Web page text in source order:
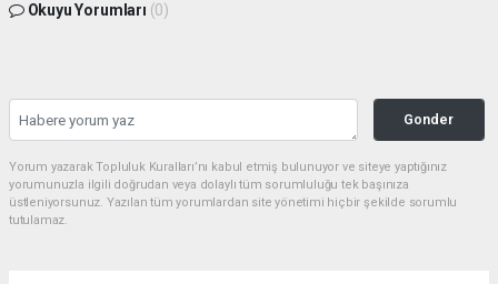
Okuyu Yorumları (0)
Gonder
Yorum yazarak Topluluk Kuralları’nı kabul etmiş bulunuyor ve siteye yaptığınız
yorumunuzla ilgili doğrudan veya dolaylı tüm sorumluluğu tek başınıza
üstleniyorsunuz. Yazılan tüm yorumlardan site yönetimi hiçbir şekilde sorumlu
tutulamaz.